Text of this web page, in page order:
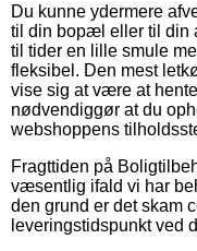
Du kunne ydermere
til din bopæl eller til din
til tider en lille smule
fleksibel. Den mest
vise sig at være at
nødvendiggør at du
webshoppens
Fragttiden på
væsentlig ifald vi har
den grund er det skam
leveringstidspunkt ved